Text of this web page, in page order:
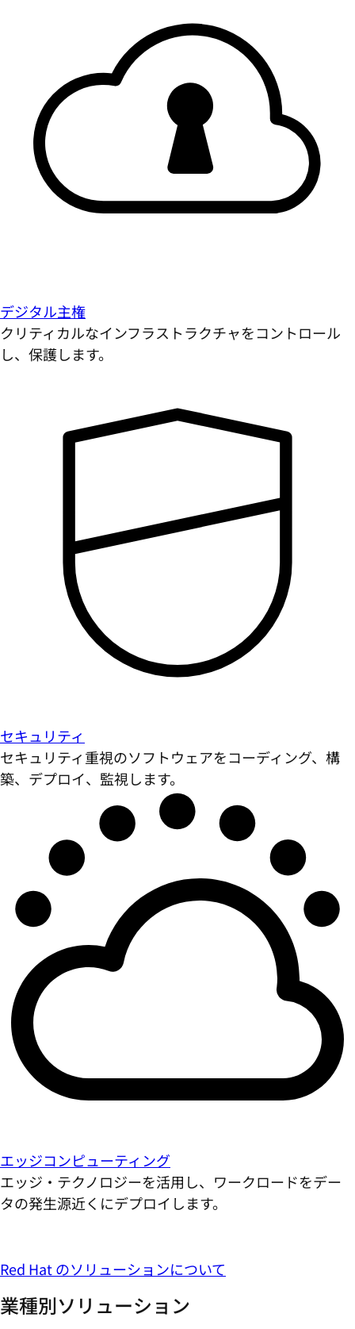
デジタル主権
クリティカルなインフラストラクチャをコントロール
し、保護します。
セキュリティ
セキュリティ重視のソフトウェアをコーディング、構
築、デプロイ、監視します。
エッジコンピューティング
エッジ・テクノロジーを活用し、ワークロードをデー
タの発生源近くにデプロイします。
Red Hat のソリューションについて
業種別ソリューション